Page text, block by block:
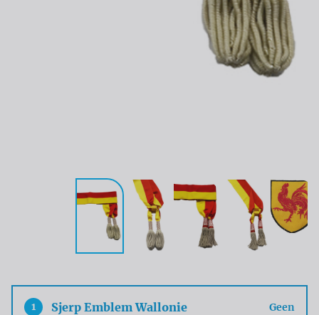
1 Sjerp Emblem Wallonie Geen